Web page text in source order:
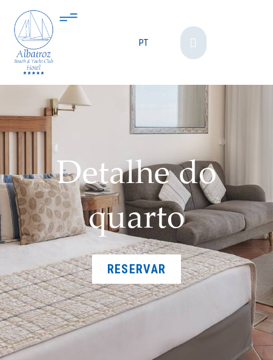
PT
Detalhe do
quarto
RESERVAR